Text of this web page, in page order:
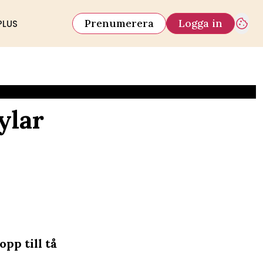
Prenumerera Logga in
till tå